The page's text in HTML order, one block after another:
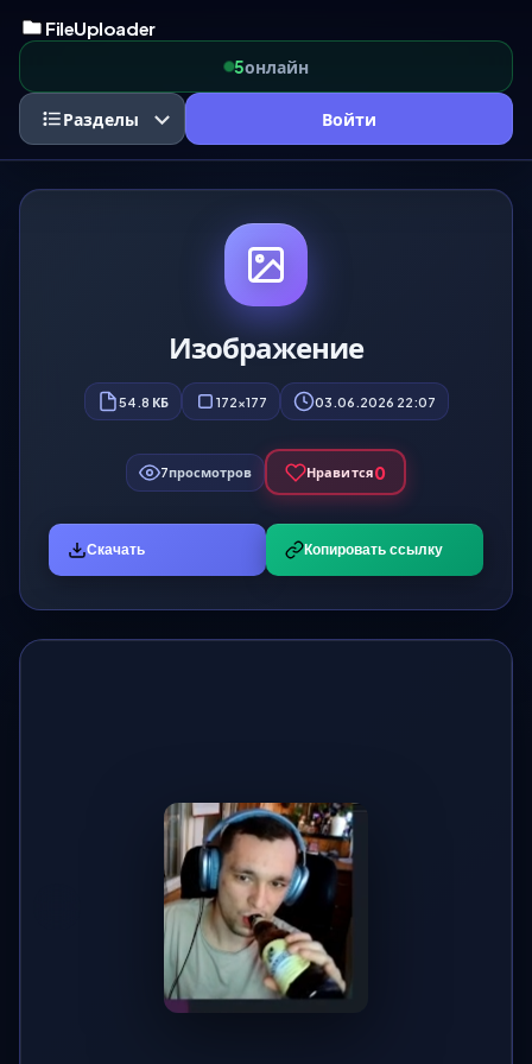
FileUploader
5онлайн
Разделы Войти
Изображение
54.8 КБ 172x177 03.06.2026 22:07
7просмотров Нравится0
Скачать Копировать ссылку